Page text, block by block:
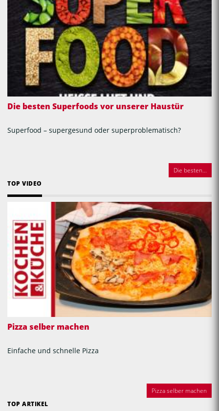
Die besten Superfoods vor unserer Haustür
Superfood – supergesund oder superproblematisch?
Die besten...
TOP VIDEO
Pizza selber machen
Einfache und schnelle Pizza
Pizza selber machen
TOP ARTIKEL